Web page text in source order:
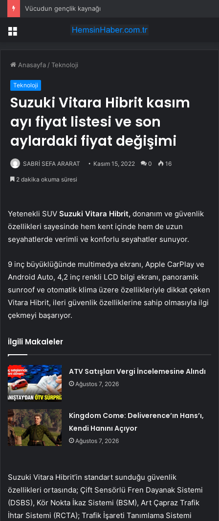
Vücudun gençlik kaynağı
Menü
Anasayfa /Teknoloji
Teknoloji
Suzuki Vitara Hibrit kasım
ayı fiyat listesi ve son
aylardaki fiyat değişimi
SABRİ SEFA ARARAT Kasım 15, 2022 0 16
2 dakika okuma süresi
Yetenekli SUV Suzuki Vitara Hibrit, donanım ve güvenlik
özellikleri sayesinde hem kent içinde hem de uzun
seyahatlerde verimli ve konforlu seyahatler sunuyor.
9 inç büyüklüğünde multimedya ekranı, Apple CarPlay ve
Android Auto, 4,2 inç renkli LCD bilgi ekranı, panoramik
sunroof ve otomatik klima üzere özellikleriyle dikkat çeken
Vitara Hibrit, ileri güvenlik özelliklerine sahip olmasıyla ilgi
çekmeyi başarıyor.
İlgili Makaleler
ATV Satışları Vergi İncelemesine Alındı
Ağustos 7, 2026
Kingdom Come: Deliverence’ın Hans’ı,
Kendi Hanını Açıyor
Ağustos 7, 2026
Suzuki Vitara Hibrit’in standart sunduğu güvenlik
özellikleri ortasında; Çift Sensörlü Fren Dayanak Sistemi
(DSBS), Kör Nokta İkaz Sistemi (BSM), Art Çapraz Trafik
İhtar Sistemi (RCTA); Trafik İşareti Tanımlama Sistemi